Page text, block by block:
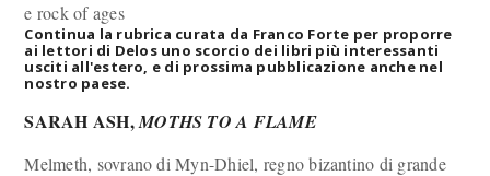
e rock of ages
Continua la rubrica curata da Franco Forte per proporre
ai lettori di Delos uno scorcio dei libri più interessanti
usciti all'estero, e di prossima pubblicazione anche nel
nostro paese.
SARAH ASH,MOTHS TO A FLAME
Melmeth, sovrano di Myn-Dhiel, regno bizantino di grande